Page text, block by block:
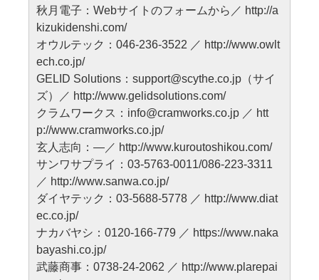
秋月電子：Webサイトのフォームから／ http://a
kizukidenshi.com/
オウルテック：046-236-3522 ／ http://www.owlt
ech.co.jp/
GELID Solutions：support@scythe.co.jp（サイ
ズ）／ http://www.gelidsolutions.com/
クラムワークス：info@cramworks.co.jp ／ htt
p://www.cramworks.co.jp/
玄人志向：―／ http://www.kuroutoshikou.com/
サンワサプライ：03-5763-0011/086-223-3311
／ http://www.sanwa.co.jp/
ダイヤテック：03-5688-5778 ／ http://www.diat
ec.co.jp/
ナカバヤシ：0120-166-779 ／ https://www.naka
bayashi.co.jp/
武藤商事：0738-24-2062 ／ http://www.plarepai